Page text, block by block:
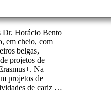
Dr. Horácio Bento
em cheio, com
belgas,
projetos de
Na
projetos de
de cariz …